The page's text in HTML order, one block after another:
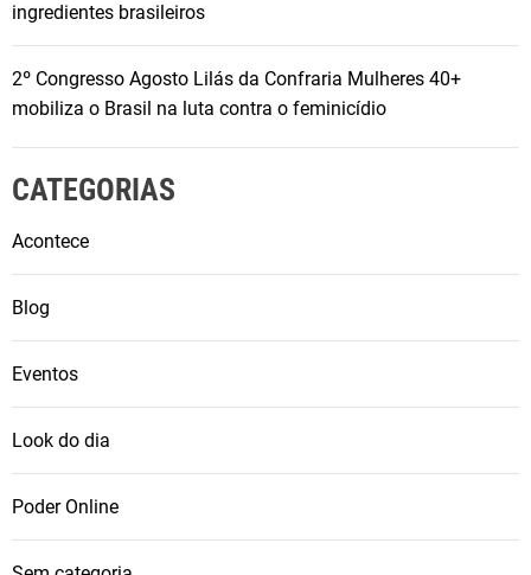
ingredientes brasileiros
2º Congresso Agosto Lilás da Confraria Mulheres 40+
mobiliza o Brasil na luta contra o feminicídio
CATEGORIAS
Acontece
Blog
Eventos
Look do dia
Poder Online